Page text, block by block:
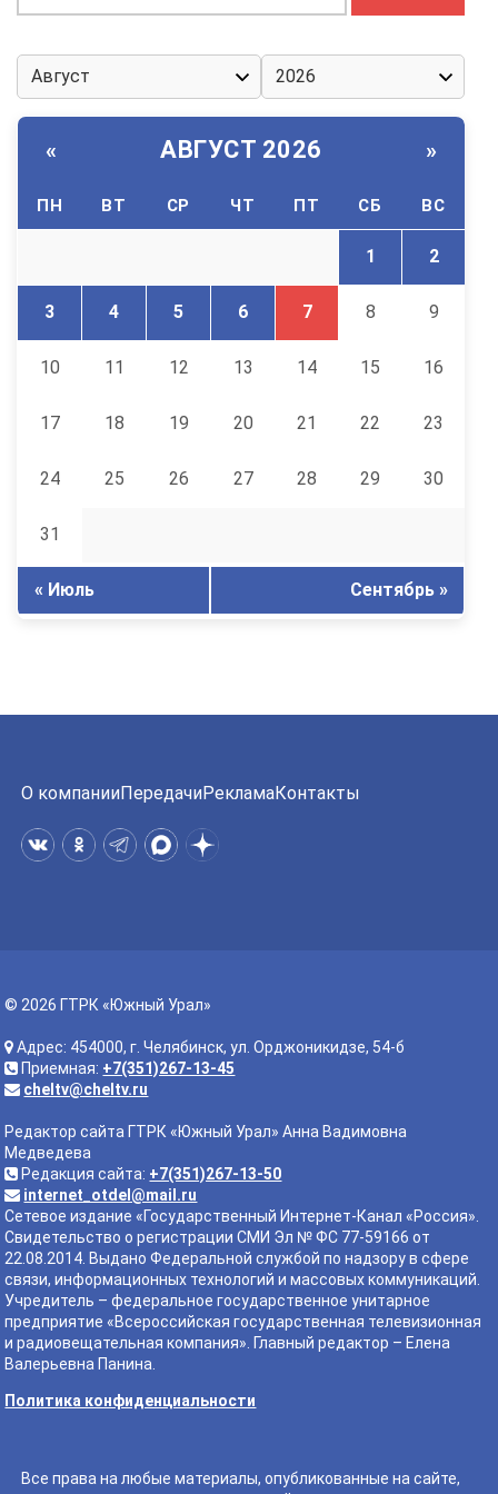
« АВГУСТ 2026 »
ПН ВТ СР ЧТ ПТ СБ ВС
1 2
3 4 5 6 7 8 9
10 11 12 13 14 15 16
17 18 19 20 21 22 23
24 25 26 27 28 29 30
31
« Июль Сентябрь »
О компанииПередачиРекламаКонтакты
© 2026 ГТРК «Южный Урал»
Адрес: 454000, г. Челябинск, ул. Орджоникидзе, 54-б
Приемная: +7(351)267-13-45
cheltv@cheltv.ru
Редактор сайта ГТРК «Южный Урал» Анна Вадимовна
Медведева
Редакция сайта: +7(351)267-13-50
internet_otdel@mail.ru
Сетевое издание «Государственный Интернет-Канал «Россия».
Свидетельство о регистрации СМИ Эл № ФС 77-59166 от
22.08.2014. Выдано Федеральной службой по надзору в сфере
связи, информационных технологий и массовых коммуникаций.
Учредитель – федеральное государственное унитарное
предприятие «Всероссийская государственная телевизионная
и радиовещательная компания». Главный редактор – Елена
Валерьевна Панина.
Политика конфиденциальности
Все права на любые материалы, опубликованные на сайте,